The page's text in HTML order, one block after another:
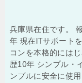
兵庫県在住です。
年 現在ITサポート
コンを本格的には
歴10年 シンプル・
ンプルに安全に使